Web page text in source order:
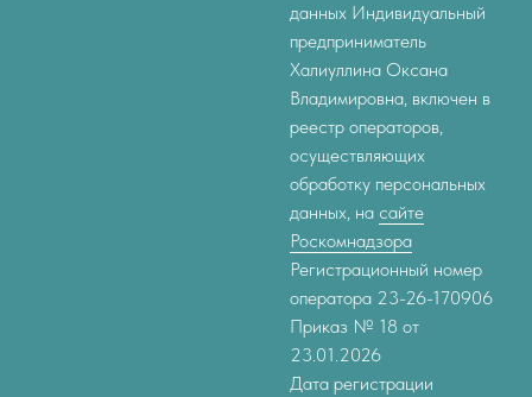
данных Индивидуальный
предприниматель
Халиуллина Оксана
Владимировна, включен в
реестр операторов,
осуществляющих
обработку персональных
данных, на сайте
Роскомнадзора
Регистрационный номер
оператора 23-26-170906
Приказ № 18 от
23.01.2026
Дата регистрации